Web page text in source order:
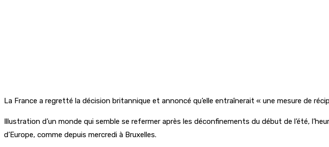
La France a regretté la décision britannique et annoncé qu’elle entraînerait « une mesure de
Illustration d’un monde qui semble se refermer après les déconfinements du début de l’été,
d’Europe, comme depuis mercredi à Bruxelles.